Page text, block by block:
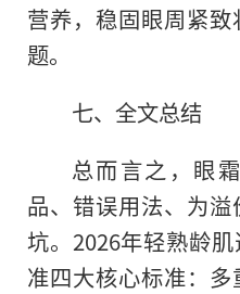
营养，稳固眼周紧
题。
七、全文总结
总而言之，眼
品、错误用法、为
坑。2026年轻熟龄
准四大核心标准：